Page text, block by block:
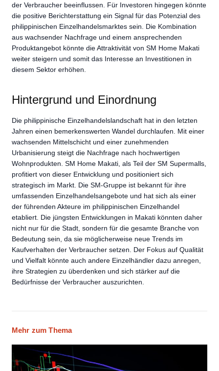
der Verbraucher beeinflussen. Für Investoren hingegen könnte
die positive Berichterstattung ein Signal für das Potenzial des
philippinischen Einzelhandelsmarktes sein. Die Kombination
aus wachsender Nachfrage und einem ansprechenden
Produktangebot könnte die Attraktivität von SM Home Makati
weiter steigern und somit das Interesse an Investitionen in
diesem Sektor erhöhen.
Hintergrund und Einordnung
Die philippinische Einzelhandelslandschaft hat in den letzten
Jahren einen bemerkenswerten Wandel durchlaufen. Mit einer
wachsenden Mittelschicht und einer zunehmenden
Urbanisierung steigt die Nachfrage nach hochwertigen
Wohnprodukten. SM Home Makati, als Teil der SM Supermalls,
profitiert von dieser Entwicklung und positioniert sich
strategisch im Markt. Die SM-Gruppe ist bekannt für ihre
umfassenden Einzelhandelsangebote und hat sich als einer
der führenden Akteure im philippinischen Einzelhandel
etabliert. Die jüngsten Entwicklungen in Makati könnten daher
nicht nur für die Stadt, sondern für die gesamte Branche von
Bedeutung sein, da sie möglicherweise neue Trends im
Kaufverhalten der Verbraucher setzen. Der Fokus auf Qualität
und Vielfalt könnte auch andere Einzelhändler dazu anregen,
ihre Strategien zu überdenken und sich stärker auf die
Bedürfnisse der Verbraucher auszurichten.
Mehr zum Thema